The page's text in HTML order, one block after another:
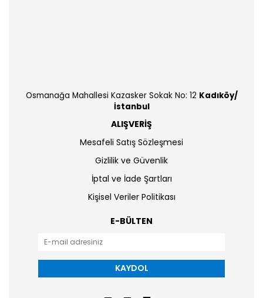
Osmanağa Mahallesi Kazasker Sokak No: 12 Kadıköy/
İstanbul
ALIŞVERİŞ
Mesafeli Satış Sözleşmesi
Gizlilik ve Güvenlik
İptal ve İade Şartları
Kişisel Veriler Politikası
E-BÜLTEN
KAYDOL